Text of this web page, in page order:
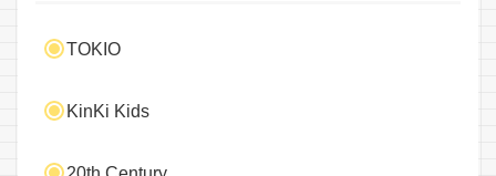
TOKIO
KinKi Kids